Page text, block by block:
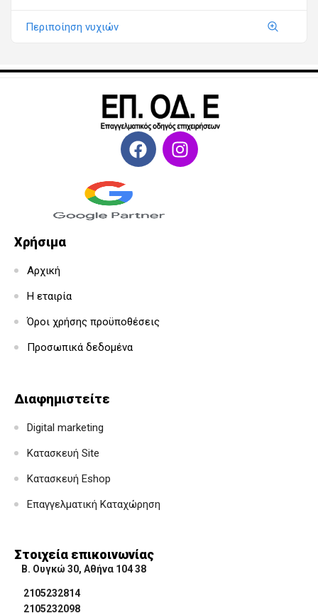
Περιποίηση νυχιών
Χρήσιμα
Αρχική
Η εταιρία
Όροι χρήσης προϋποθέσεις
Προσωπικά δεδομένα
Διαφημιστείτε
Digital marketing
Κατασκευή Site
Κατασκευή Eshop
Επαγγελματική Καταχώρηση
Στοιχεία επικοινωνίας
Β. Ουγκώ 30, Αθήνα 104 38
2105232814
2105232098